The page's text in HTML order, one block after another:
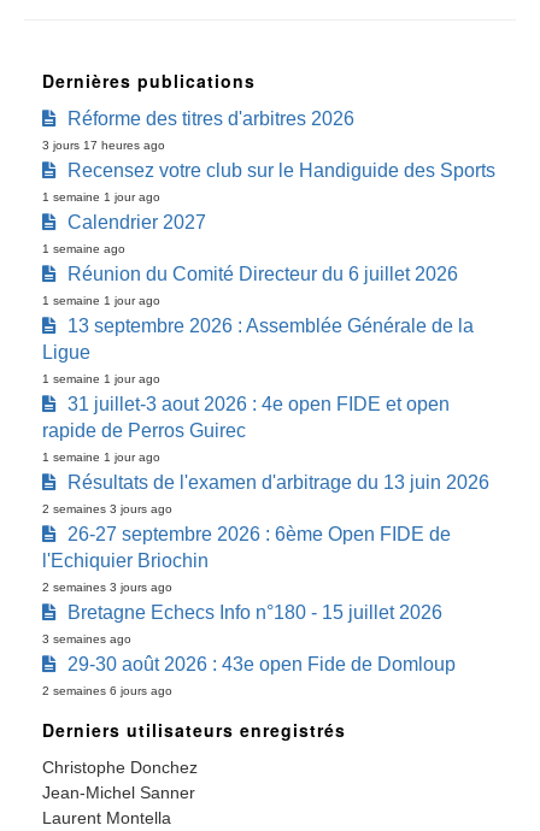
Dernières publications
Réforme des titres d'arbitres 2026
3 jours 17 heures ago
Recensez votre club sur le Handiguide des Sports
1 semaine 1 jour ago
Calendrier 2027
1 semaine ago
Réunion du Comité Directeur du 6 juillet 2026
1 semaine 1 jour ago
13 septembre 2026 : Assemblée Générale de la
Ligue
1 semaine 1 jour ago
31 juillet-3 aout 2026 : 4e open FIDE et open
rapide de Perros Guirec
1 semaine 1 jour ago
Résultats de l'examen d'arbitrage du 13 juin 2026
2 semaines 3 jours ago
26-27 septembre 2026 : 6ème Open FIDE de
l'Echiquier Briochin
2 semaines 3 jours ago
Bretagne Echecs Info n°180 - 15 juillet 2026
3 semaines ago
29-30 août 2026 : 43e open Fide de Domloup
2 semaines 6 jours ago
Derniers utilisateurs enregistrés
Christophe Donchez
Jean-Michel Sanner
Laurent Montella